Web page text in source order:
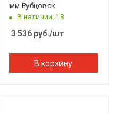
мм Рубцовск
В наличии: 18
3 536руб./шт
В корзину